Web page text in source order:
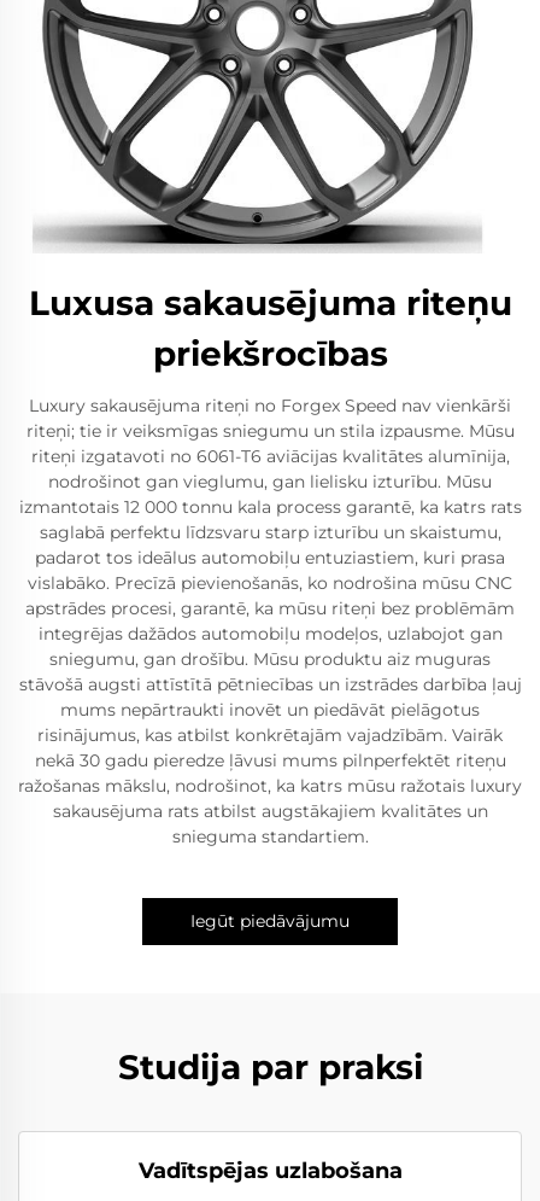
Luxusa sakausējuma riteņu
priekšrocības
Luxury sakausējuma riteņi no Forgex Speed nav vienkārši
riteņi; tie ir veiksmīgas sniegumu un stila izpausme. Mūsu
riteņi izgatavoti no 6061-T6 aviācijas kvalitātes alumīnija,
nodrošinot gan vieglumu, gan lielisku izturību. Mūsu
izmantotais 12 000 tonnu kala process garantē, ka katrs rats
saglabā perfektu līdzsvaru starp izturību un skaistumu,
padarot tos ideālus automobiļu entuziastiem, kuri prasa
vislabāko. Precīzā pievienošanās, ko nodrošina mūsu CNC
apstrādes procesi, garantē, ka mūsu riteņi bez problēmām
integrējas dažādos automobiļu modeļos, uzlabojot gan
sniegumu, gan drošību. Mūsu produktu aiz muguras
stāvošā augsti attīstītā pētniecības un izstrādes darbība ļauj
mums nepārtraukti inovēt un piedāvāt pielāgotus
risinājumus, kas atbilst konkrētajām vajadzībām. Vairāk
nekā 30 gadu pieredze ļāvusi mums pilnperfektēt riteņu
ražošanas mākslu, nodrošinot, ka katrs mūsu ražotais luxury
sakausējuma rats atbilst augstākajiem kvalitātes un
snieguma standartiem.
Iegūt piedāvājumu
Studija par praksi
Vadītspējas uzlabošana